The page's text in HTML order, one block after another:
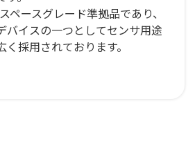
ペースグレード準拠品であり、
バイスの一つとしてセンサ用途
採用されております。